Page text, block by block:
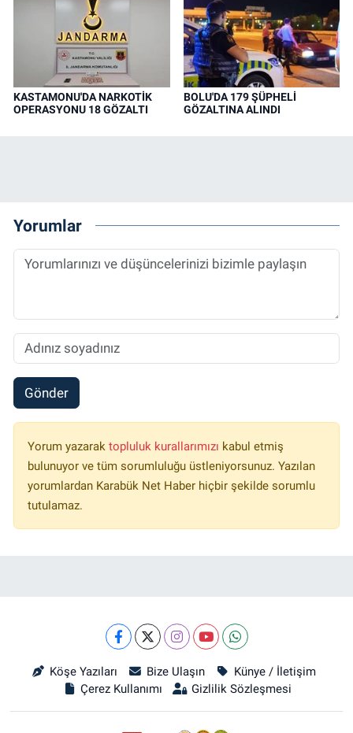
KASTAMONU'DA NARKOTİK
OPERASYONU 18 GÖZALTI
BOLU'DA 179 ŞÜPHELİ
GÖZALTINA ALINDI
Yorumlar
Gönder
Yorum yazarak topluluk kurallarımızı kabul etmiş
bulunuyor ve tüm sorumluluğu üstleniyorsunuz. Yazılan
yorumlardan Karabük Net Haber hiçbir şekilde sorumlu
tutulamaz.
Köşe Yazıları Bize Ulaşın
Künye / İletişim
Çerez Kullanımı
Gizlilik Sözleşmesi